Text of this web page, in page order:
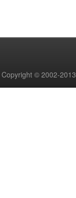
Copyright © 2002-2013